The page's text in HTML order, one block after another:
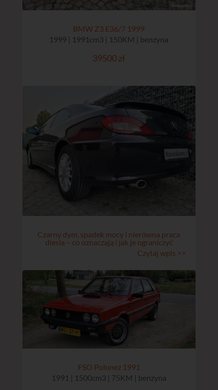
BMW Z3 E36/7 1999
1999 | 1991cm3 | 150KM | benzyna
39500 zł
Czarny dym, spadek mocy i nierówna praca
diesla – co oznaczają i jak je ograniczyć
Czytaj wpis >>
FSO Polonez 1991
1991 | 1500cm3 | 75KM | benzyna